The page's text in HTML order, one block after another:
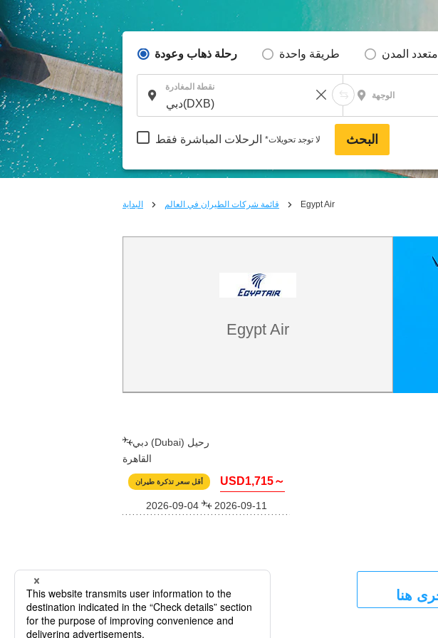
رحلة ذهاب وعودة طريقة واحدة متعدد المدن
نقطة المغادرة
الوجهة
الرحلات المباشرة فقط *لا توجد تحويلات البحث
البداية قائمة شركات الطيران في العالم Egypt Air
Egypt Air
دبي (Dubai) رحيل
القاهرة
أقل سعر تذكرة طيران USD1,715～
2026-09-04 2026-09-11